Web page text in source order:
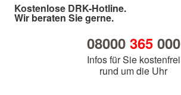
Kostenlose DRK-Hotline.
Wir beraten Sie gerne.
08000 365000
Infos für Sie kostenfrei
rund um die Uhr